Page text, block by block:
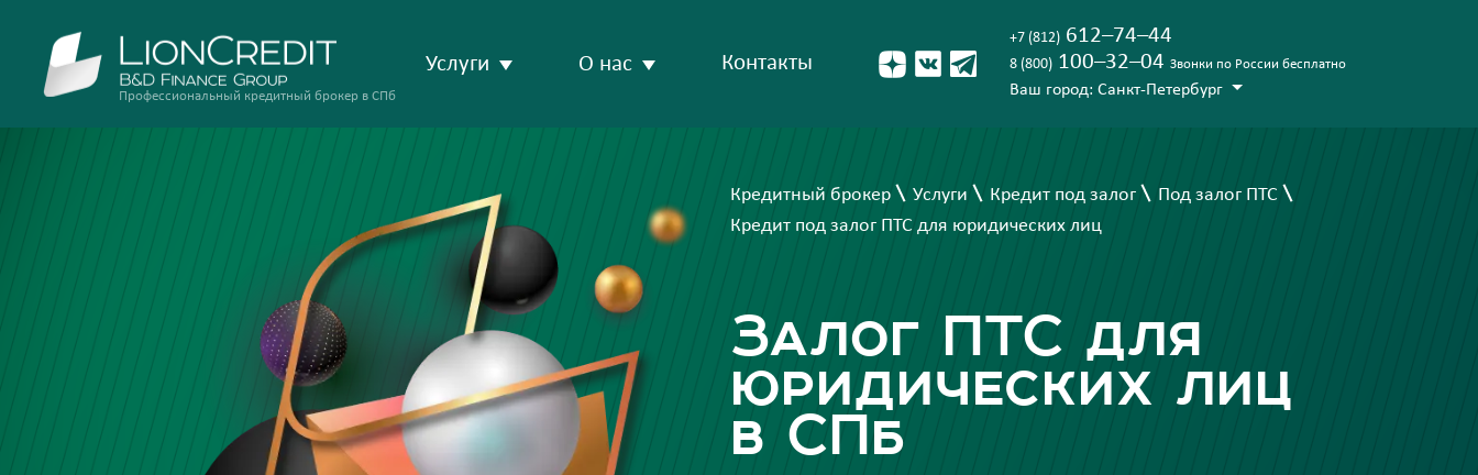
Профессиональный кредитный брокер в СПб
Услуги О нас Контакты
+7 (812) 612–74–44
8 (800) 100–32–04 Звонки по России бесплатно
Ваш город: Санкт-Петербург
Кредитный брокер Услуги Кредит под залог
Под залог ПТС
Кредит под залог ПТС для юридических лиц
Залог ПТС для
юридических лиц
в СПб